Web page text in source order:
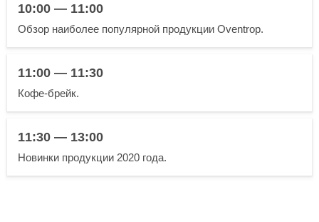
10:00 — 11:00
Обзор наиболее популярной продукции Oventrop.
11:00 — 11:30
Кофе-брейк.
11:30 — 13:00
Новинки продукции 2020 года.